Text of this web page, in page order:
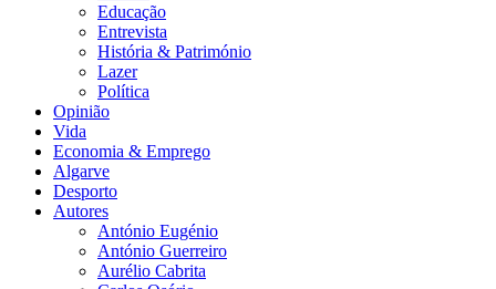
Educação
Entrevista
História & Património
Lazer
Política
Opinião
Vida
Economia & Emprego
Algarve
Desporto
Autores
António Eugénio
António Guerreiro
Aurélio Cabrita